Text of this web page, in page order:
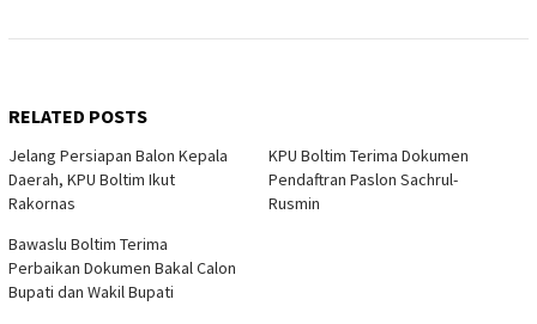
RELATED POSTS
Jelang Persiapan Balon Kepala
Daerah, KPU Boltim Ikut
Rakornas
KPU Boltim Terima Dokumen
Pendaftran Paslon Sachrul-
Rusmin
Bawaslu Boltim Terima
Perbaikan Dokumen Bakal Calon
Bupati dan Wakil Bupati